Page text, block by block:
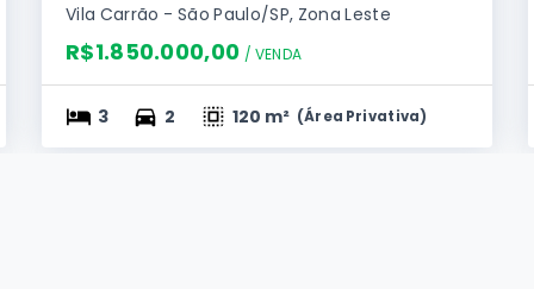
Vila Carrão - São Paulo/SP, Zona Leste
R$1.850.000,00 / VENDA
3 2 120 m² (Área Privativa)